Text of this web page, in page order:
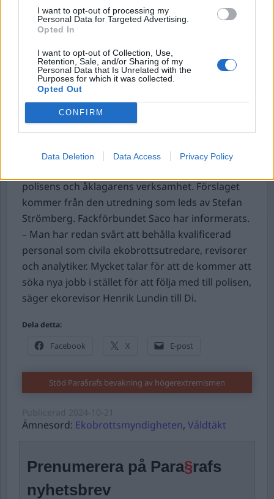
I want to opt-out of processing my
Personal Data for Targeted Advertising.
Opted In
I want to opt-out of Collection, Use,
Retention, Sale, and/or Sharing of my
Personal Data that Is Unrelated with the
Purposes for which it was collected.
Opted Out
CONFIRM
Data Deletion Data Access Privacy Policy
spärrades av och en sökning av närområdet
genomfördes med bland annat polishundar.
Någon misstänkt hittades dock inte. Kvinnan som
är brottsoffer ska ha klarat sig utan allvarligare
fysiska skador.
Ekobrottsmyndigheten kanske läggs ner.Enligt
uppgifter till Dagens industri (Di), så sker det
Ekobrottsmyndigheten (EBM). I syfte att spara
polisens och åklagarens verksamhet. Förslaget
kommer från den utredning som leds av Stefan
Strömberg. Fackförbundet Saco har informerats.
– Man har redan svårt att behålla kvalificerad
personal som civila ekobrottsutredare, revisorer
och analytiker. Mycket talar för att de kommer att
söka nya jobb i stället för att följa med till polisen,
säger ekorevisor Henrik Lundin till Di.
Dela detta:
Facebook X E-post
Stöd Para§rafs bevakning av högerextremismen
Ämnesord: Ekobrottsmyndigheten, Våldtäkt
Prenumerera på Para§rafs
nyhetsbrev